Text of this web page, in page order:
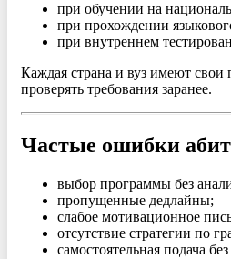
при обучении на
при прохождении
при внутреннем
Каждая страна и вуз имеют свои
проверять требования заранее.
Частые ошибки
выбор программы без
пропущенные дедлайны;
слабое мотивационное
отсутствие стратегии по
самостоятельная подача